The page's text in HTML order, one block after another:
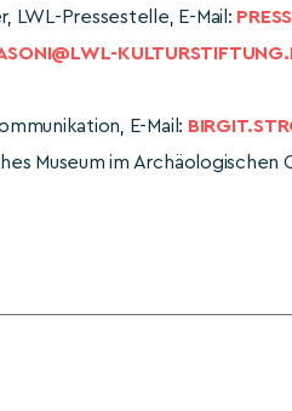
LWL-Pressestelle, E-Mail:
E-Mail:
Museum im Archäologischen